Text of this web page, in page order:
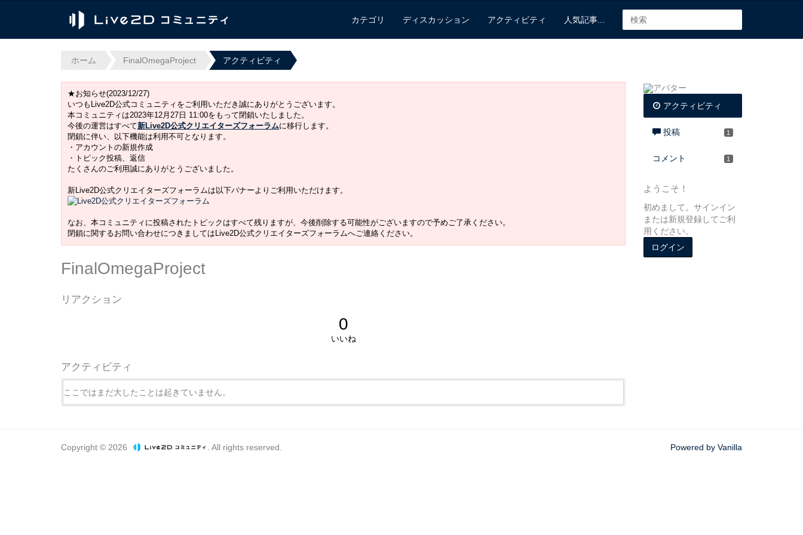
カテゴリ ディスカッション アクティビティ 人気記事...
ホーム FinalOmegaProject アクティビティ
★お知らせ(2023/12/27)
いつもLive2D公式コミュニティをご利用いただき誠にありがとうございます。
本コミュニティは2023年12月27日 11:00をもって閉鎖いたしました。
今後の運営はすべて新Live2D公式クリエイターズフォーラムに移行します。
閉鎖に伴い、以下機能は利用不可となります。
・アカウントの新規作成
・トピック投稿、返信
たくさんのご利用誠にありがとうございました。
新Live2D公式クリエイターズフォーラムは以下バナーよりご利用いただけます。
なお、本コミュニティに投稿されたトピックはすべて残りますが、今後削除する可能性がございますので予めご了承ください。
閉鎖に関するお問い合わせにつきましてはLive2D公式クリエイターズフォーラムへご連絡ください。
FinalOmegaProject
リアクション
0
いいね
アクティビティ
ここではまだ大したことは起きていません。
アクティビティ
投稿 1
コメント 1
ようこそ！
初めまして。サインイン
または新規登録してご利
用ください。
ログイン
Copyright © 2026 . All rights reserved. Powered by Vanilla